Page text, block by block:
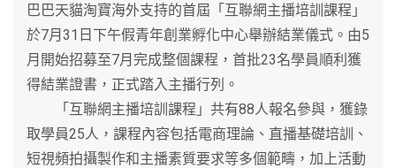
巴巴天貓淘寶海外支持的首屆「互聯網主播培訓課程」
於7月31日下午假青年創業孵化中心舉辦結業儀式。由5
月開始招募至7月完成整個課程，首批23名學員順利獲
得結業證書，正式踏入主播行列。
「互聯網主播培訓課程」共有88人報名參與，獲錄
取學員25人，課程內容包括電商理論、直播基礎培訓、
短視頻拍攝製作和主播素質要求等多個範疇，加上活動